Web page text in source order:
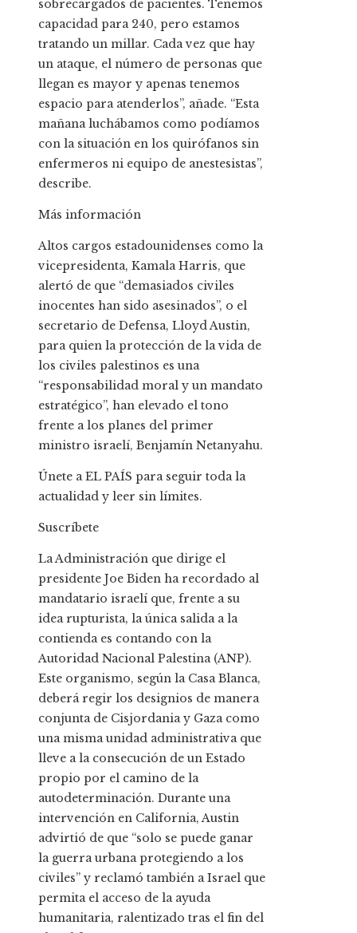
sobrecargados de pacientes. Tenemos
capacidad para 240, pero estamos
tratando un millar. Cada vez que hay
un ataque, el número de personas que
llegan es mayor y apenas tenemos
espacio para atenderlos”, añade. “Esta
mañana luchábamos como podíamos
con la situación en los quirófanos sin
enfermeros ni equipo de anestesistas”,
describe.
Más información
Altos cargos estadounidenses como la
vicepresidenta, Kamala Harris, que
alertó de que “demasiados civiles
inocentes han sido asesinados”, o el
secretario de Defensa, Lloyd Austin,
para quien la protección de la vida de
los civiles palestinos es una
“responsabilidad moral y un mandato
estratégico”, han elevado el tono
frente a los planes del primer
ministro israelí, Benjamín Netanyahu.
Únete a EL PAÍS para seguir toda la
actualidad y leer sin límites.
Suscríbete
La Administración que dirige el
presidente Joe Biden ha recordado al
mandatario israelí que, frente a su
idea rupturista, la única salida a la
contienda es contando con la
Autoridad Nacional Palestina (ANP).
Este organismo, según la Casa Blanca,
deberá regir los designios de manera
conjunta de Cisjordania y Gaza como
una misma unidad administrativa que
lleve a la consecución de un Estado
propio por el camino de la
autodeterminación. Durante una
intervención en California, Austin
advirtió de que “solo se puede ganar
la guerra urbana protegiendo a los
civiles” y reclamó también a Israel que
permita el acceso de la ayuda
humanitaria, ralentizado tras el fin del